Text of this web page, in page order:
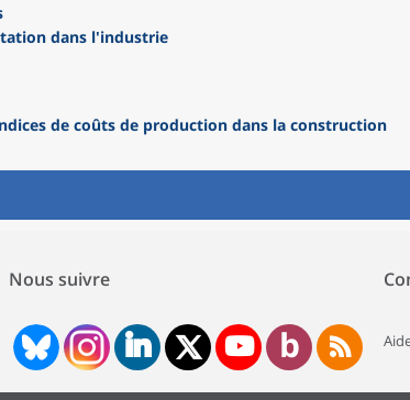
dans l'industrie
de coûts de production dans la construction
Nous suivre